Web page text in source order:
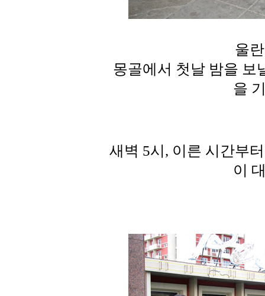
울
몽골에서 첫날 밤을 보
을
새벽 5시, 이른 시간부
이